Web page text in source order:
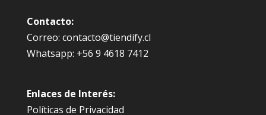
Contacto:
Correo: contacto@tiendify.cl
Whatsapp: +56 9 4618 7412
Enlaces de Interés:
Políticas de Privacidad